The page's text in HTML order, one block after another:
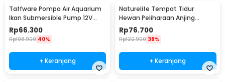
Taffware Pompa Air Aquarium
Ikan Submersible Pump 12V
22W - 12V5M
Rp66.300
Rp108.900 40%
+ Keranjang
Naturelife Tempat Tidur
Hewan Peliharaan Anjing
Kucing Pet Dog Bed Size L -
NR884
Rp76.700
Rp122.900 38%
+ Keranjang